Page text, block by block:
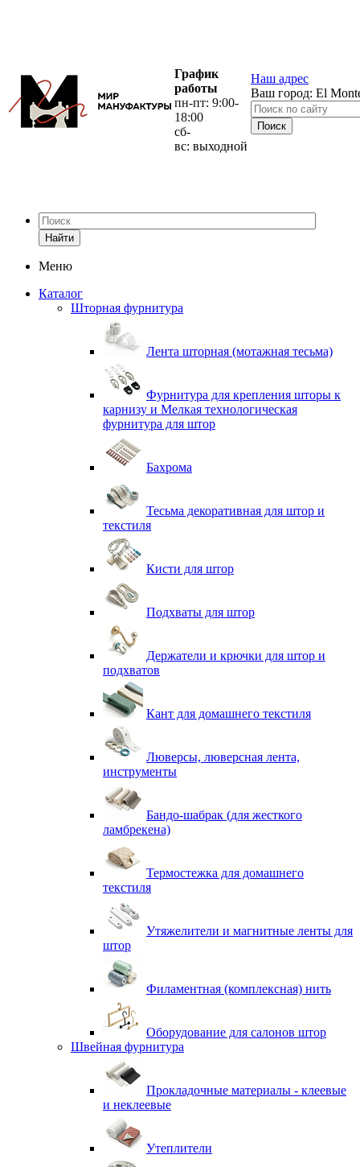
График
работы
пн-пт: 9:00-
18:00
сб-
вс: выходной
Наш адрес
Ваш город: El
Найти
Меню
Каталог
Шторная фурнитура
Лента шторная (мотажная тесьма)
Фурнитура для крепления шторы к
карнизу и Мелкая технологическая
фурнитура для штор
Бахрома
Тесьма декоративная для штор и
текстиля
Кисти для штор
Подхваты для штор
Держатели и крючки для штор и
подхватов
Кант для домашнего текстиля
Люверсы, люверсная лента,
инструменты
Бандо-шабрак (для жесткого
ламбрекена)
Термостежка для домашнего
текстиля
Утяжелители и магнитные ленты для
штор
Филаментная (комплексная) нить
Оборудование для салонов штор
Швейная фурнитура
Прокладочные материалы - клеевые
и неклеевые
Утеплители